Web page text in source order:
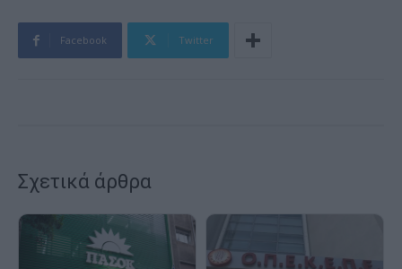
Facebook Twitter
Σχετικά άρθρα